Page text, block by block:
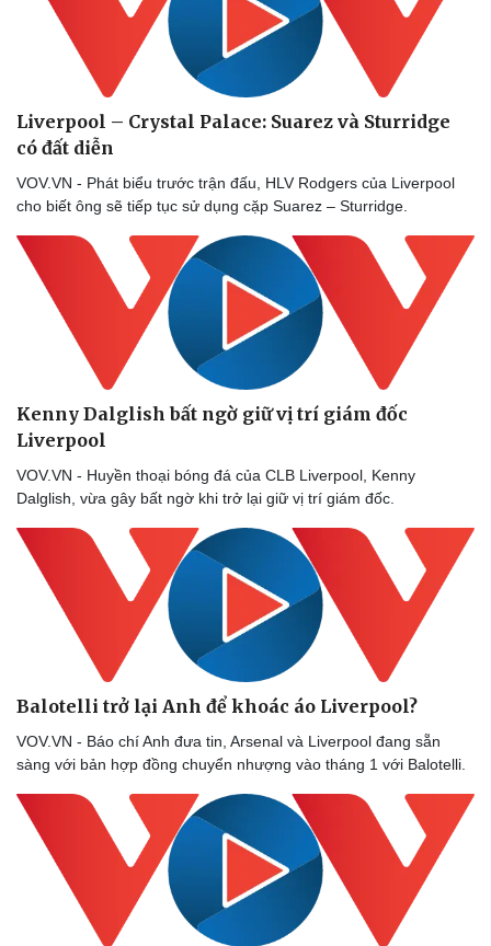
Liverpool – Crystal Palace: Suarez và Sturridge
có đất diễn
VOV.VN - Phát biểu trước trận đấu, HLV Rodgers của Liverpool
cho biết ông sẽ tiếp tục sử dụng cặp Suarez – Sturridge.
Kenny Dalglish bất ngờ giữ vị trí giám đốc
Liverpool
VOV.VN - Huyền thoại bóng đá của CLB Liverpool, Kenny
Dalglish, vừa gây bất ngờ khi trở lại giữ vị trí giám đốc.
Balotelli trở lại Anh để khoác áo Liverpool?
VOV.VN - Báo chí Anh đưa tin, Arsenal và Liverpool đang sẵn
sàng với bản hợp đồng chuyển nhượng vào tháng 1 với Balotelli.